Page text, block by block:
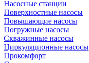
Насосные станции
Поверхностные насосы
Повышающие насосы
Погружные насосы
Скважинные насосы
Циркуляционные насосы
Прокомфорт